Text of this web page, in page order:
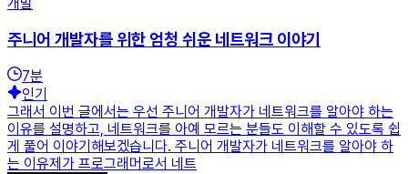
주니어 개발자를 위한 엄청 쉬운 네트워크 이야기
7분
인기
그래서 이번 글에서는 우선 주니어 개발자가 네트워크를 알아야 하는
이유를 설명하고, 네트워크를 아예 모르는 분들도 이해할 수 있도록 쉽
게 풀어 이야기해보겠습니다. 주니어 개발자가 네트워크를 알아야 하
는 이유제가 프로그래머로서 네트